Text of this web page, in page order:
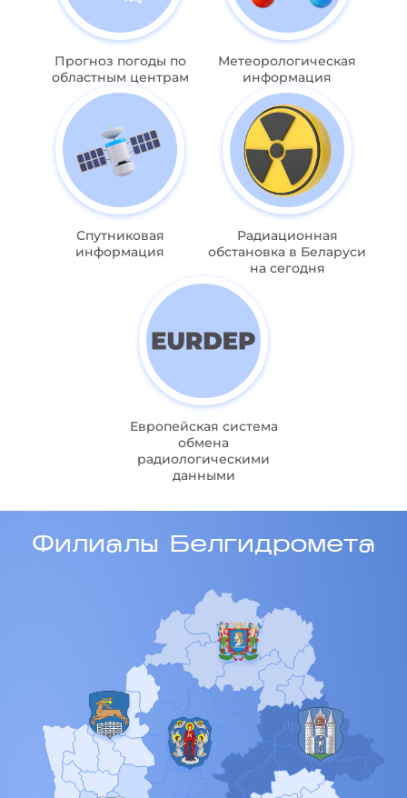
Прогноз погоды по
областным центрам
Метеорологическая
информация
Спутниковая
информация
Радиационная
обстановка в Беларуси
на сегодня
Европейская система
обмена
радиологическими
данными
Филиалы Белгидромета